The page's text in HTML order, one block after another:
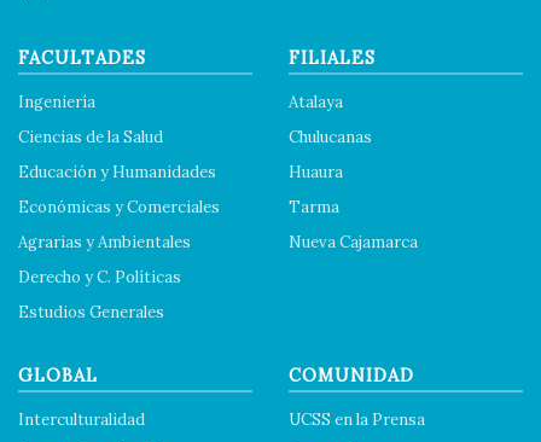
FACULTADES
Ingeniería
Ciencias de la Salud
Educación y Humanidades
Económicas y Comerciales
Agrarias y Ambientales
Derecho y C. Políticas
Estudios Generales
FILIALES
Atalaya
Chulucanas
Huaura
Tarma
Nueva Cajamarca
GLOBAL
Interculturalidad
COMUNIDAD
UCSS en la Prensa